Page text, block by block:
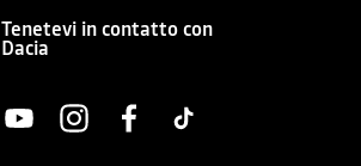
Tenetevi in contatto con
Dacia